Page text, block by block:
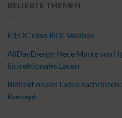
BELIEBTE THEMEN
E3/DC edsn BiDi-Wallbox
AllDayEnergy: Neue Marke von
bidirektionales Laden
Bidirektionales Laden
Konzept